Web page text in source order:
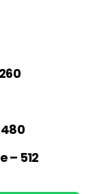
– 512